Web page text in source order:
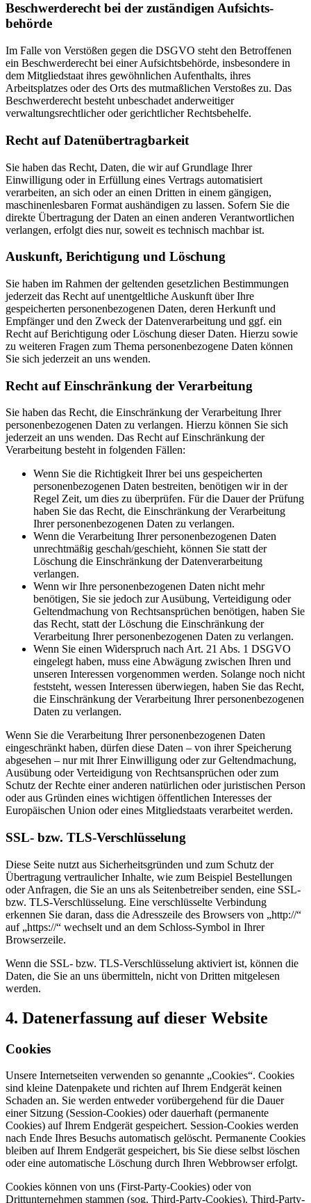
Beschwerde­recht bei der zuständigen Aufsichts­
behörde
Im Falle von Verstößen gegen die DSGVO steht den Betroffenen
ein Beschwerderecht bei einer Aufsichtsbehörde, insbesondere in
dem Mitgliedstaat ihres gewöhnlichen Aufenthalts, ihres
Arbeitsplatzes oder des Orts des mutmaßlichen Verstoßes zu. Das
Beschwerderecht besteht unbeschadet anderweitiger
verwaltungsrechtlicher oder gerichtlicher Rechtsbehelfe.
Recht auf Daten­übertrag­barkeit
Sie haben das Recht, Daten, die wir auf Grundlage Ihrer
Einwilligung oder in Erfüllung eines Vertrags automatisiert
verarbeiten, an sich oder an einen Dritten in einem gängigen,
maschinenlesbaren Format aushändigen zu lassen. Sofern Sie die
direkte Übertragung der Daten an einen anderen Verantwortlichen
verlangen, erfolgt dies nur, soweit es technisch machbar ist.
Auskunft, Berichtigung und Löschung
Sie haben im Rahmen der geltenden gesetzlichen Bestimmungen
jederzeit das Recht auf unentgeltliche Auskunft über Ihre
gespeicherten personenbezogenen Daten, deren Herkunft und
Empfänger und den Zweck der Datenverarbeitung und ggf. ein
Recht auf Berichtigung oder Löschung dieser Daten. Hierzu sowie
zu weiteren Fragen zum Thema personenbezogene Daten können
Sie sich jederzeit an uns wenden.
Recht auf Einschränkung der Verarbeitung
Sie haben das Recht, die Einschränkung der Verarbeitung Ihrer
personenbezogenen Daten zu verlangen. Hierzu können Sie sich
jederzeit an uns wenden. Das Recht auf Einschränkung der
Verarbeitung besteht in folgenden Fällen:
Wenn Sie die Richtigkeit Ihrer bei uns gespeicherten
personenbezogenen Daten bestreiten, benötigen wir in der
Regel Zeit, um dies zu überprüfen. Für die Dauer der Prüfung
haben Sie das Recht, die Einschränkung der Verarbeitung
Ihrer personenbezogenen Daten zu verlangen.
Wenn die Verarbeitung Ihrer personenbezogenen Daten
unrechtmäßig geschah/geschieht, können Sie statt der
Löschung die Einschränkung der Datenverarbeitung
verlangen.
Wenn wir Ihre personenbezogenen Daten nicht mehr
benötigen, Sie sie jedoch zur Ausübung, Verteidigung oder
Geltendmachung von Rechtsansprüchen benötigen, haben Sie
das Recht, statt der Löschung die Einschränkung der
Verarbeitung Ihrer personenbezogenen Daten zu verlangen.
Wenn Sie einen Widerspruch nach Art. 21 Abs. 1 DSGVO
eingelegt haben, muss eine Abwägung zwischen Ihren und
unseren Interessen vorgenommen werden. Solange noch nicht
feststeht, wessen Interessen überwiegen, haben Sie das Recht,
die Einschränkung der Verarbeitung Ihrer personenbezogenen
Daten zu verlangen.
Wenn Sie die Verarbeitung Ihrer personenbezogenen Daten
eingeschränkt haben, dürfen diese Daten – von ihrer Speicherung
abgesehen – nur mit Ihrer Einwilligung oder zur Geltendmachung,
Ausübung oder Verteidigung von Rechtsansprüchen oder zum
Schutz der Rechte einer anderen natürlichen oder juristischen Person
oder aus Gründen eines wichtigen öffentlichen Interesses der
Europäischen Union oder eines Mitgliedstaats verarbeitet werden.
SSL- bzw. TLS-Verschlüsselung
Diese Seite nutzt aus Sicherheitsgründen und zum Schutz der
Übertragung vertraulicher Inhalte, wie zum Beispiel Bestellungen
oder Anfragen, die Sie an uns als Seitenbetreiber senden, eine SSL-
bzw. TLS-Verschlüsselung. Eine verschlüsselte Verbindung
erkennen Sie daran, dass die Adresszeile des Browsers von „http://“
auf „https://“ wechselt und an dem Schloss-Symbol in Ihrer
Browserzeile.
Wenn die SSL- bzw. TLS-Verschlüsselung aktiviert ist, können die
Daten, die Sie an uns übermitteln, nicht von Dritten mitgelesen
werden.
4. Datenerfassung auf dieser Website
Cookies
Unsere Internetseiten verwenden so genannte „Cookies“. Cookies
sind kleine Datenpakete und richten auf Ihrem Endgerät keinen
Schaden an. Sie werden entweder vorübergehend für die Dauer
einer Sitzung (Session-Cookies) oder dauerhaft (permanente
Cookies) auf Ihrem Endgerät gespeichert. Session-Cookies werden
nach Ende Ihres Besuchs automatisch gelöscht. Permanente Cookies
bleiben auf Ihrem Endgerät gespeichert, bis Sie diese selbst löschen
oder eine automatische Löschung durch Ihren Webbrowser erfolgt.
Cookies können von uns (First-Party-Cookies) oder von
Drittunternehmen stammen (sog. Third-Party-Cookies). Third-Party-